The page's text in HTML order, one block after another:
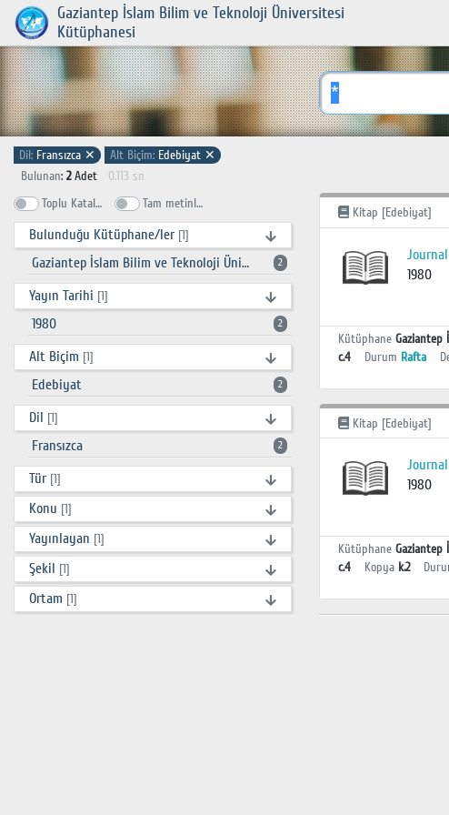
Gaziantep İslam Bilim ve Teknoloji Üniversitesi
Kütüphanesi
Dil: Fransızca ✕ Alt Biçim: Edebiyat ✕
Bulunan: 2Adet
0.113 sn
Toplu Katalog
Tam metinlerde ara
Bulunduğu Kütüphane/ler [1]
Gaziantep İslam Bilim ve Teknoloji Üniversitesi Kütüphanesi 2
Yayın Tarihi [1]
1980 2
Alt Biçim [1]
Edebiyat 2
Dil [1]
Fransızca 2
Tür [1]
Konu [1]
Yayınlayan [1]
Şekil [1]
Ortam [1]
Kitap [Edebiyat]
1980
Kütüphane Gaziantep
c.4
Durum Rafta
Kitap [Edebiyat]
1980
Kütüphane Gaziantep
c.4
Kopya k.2